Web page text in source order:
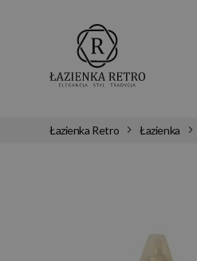
Łazienka Retro Łazienka